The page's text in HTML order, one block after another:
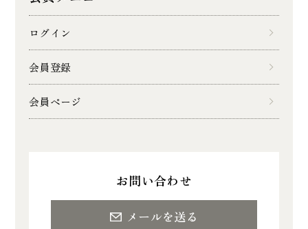
ログイン
会員登録
会員ページ
お問い合わせ
メールを送る